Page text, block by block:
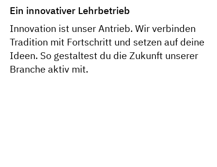
Ein innovativer Lehrbetrieb
Innovation ist unser Antrieb. Wir verbinden
Tradition mit Fortschritt und setzen auf deine
Ideen. So gestaltest du die Zukunft unserer
Branche aktiv mit.